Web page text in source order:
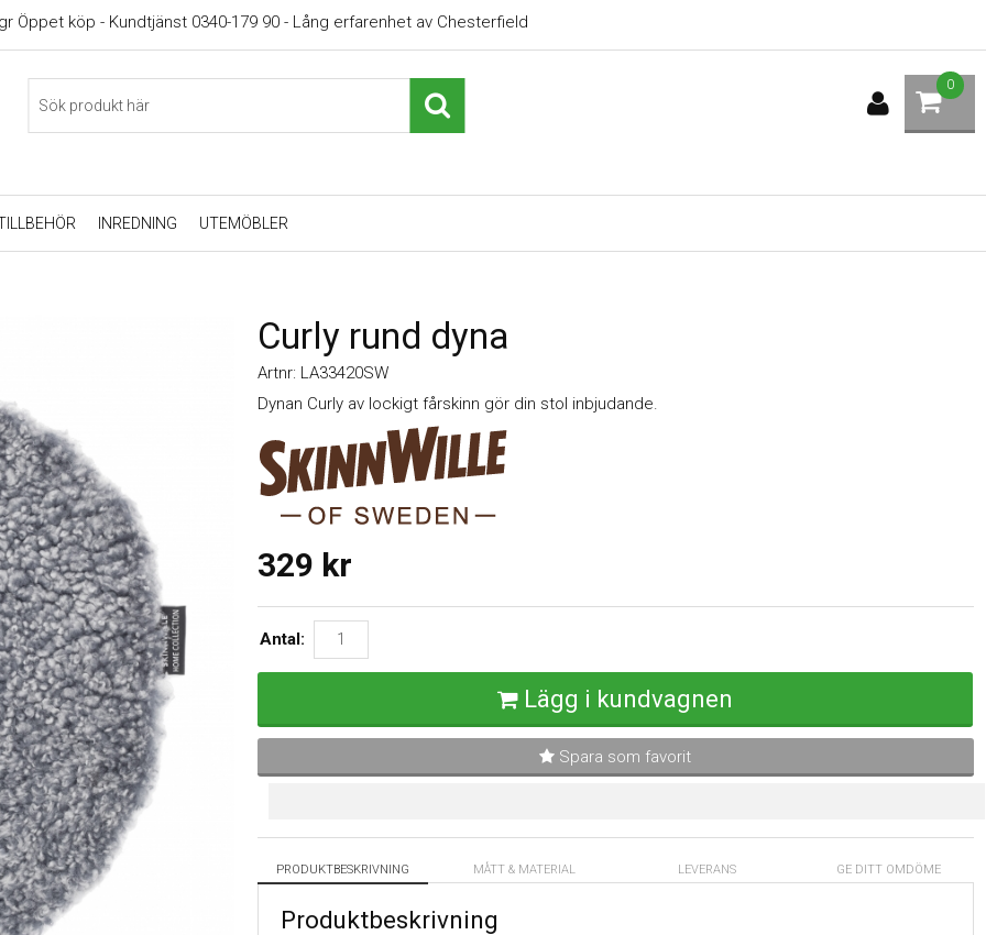
Öppet köp - Kundtjänst 0340-179 90 - Lång erfarenhet av Chesterfield
0
INREDNING UTEMÖBLER
Curly rund dyna
Artnr: LA33420SW
Dynan Curly av lockigt fårskinn gör din stol inbjudande.
329 kr
Antal:
Lägg i kundvagnen
Spara som favorit
PRODUKTBESKRIVNING MÅTT & MATERIAL LEVERANS GE DITT OMDÖME
Produktbeskrivning